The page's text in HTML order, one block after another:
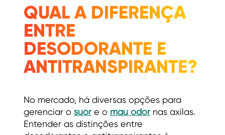
QUAL A DIFERENÇA
ENTRE
DESODORANTE E
ANTITRANSPIRANTE?
No mercado, há diversas opções para
gerenciar o suor e o mau odor nas axilas.
Entender as distinções entre